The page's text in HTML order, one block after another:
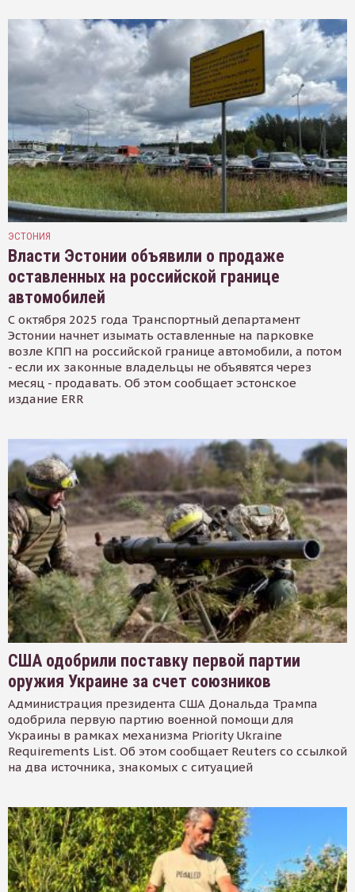
ЭСТОНИЯ
Власти Эстонии объявили о продаже
оставленных на российской границе
автомобилей
С октября 2025 года Транспортный департамент
Эстонии начнет изымать оставленные на парковке
возле КПП на российской границе автомобили, а потом
- если их законные владельцы не объявятся через
месяц - продавать. Об этом сообщает эстонское
издание ERR
США одобрили поставку первой партии
оружия Украине за счет союзников
Администрация президента США Дональда Трампа
одобрила первую партию военной помощи для
Украины в рамках механизма Priority Ukraine
Requirements List. Об этом сообщает Reuters со ссылкой
на два источника, знакомых с ситуацией